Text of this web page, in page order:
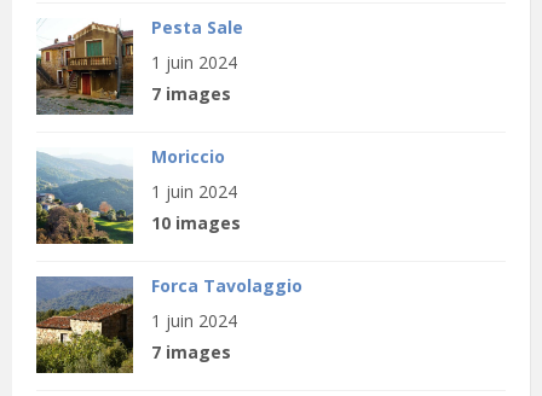
Pesta Sale
1 juin 2024
7 images
Moriccio
1 juin 2024
10 images
Forca Tavolaggio
1 juin 2024
7 images